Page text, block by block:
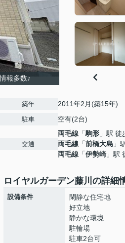
報多数♪
築年 2011年2月(築15年)
駐車 空有(2台)
交通
両毛線 「駒形 」駅 徒
両毛線 「前橋大島 」
両毛線 「伊勢崎 」駅
ロイヤルガーデン藤川の詳細
設備条件
閑静な住宅地
好立地
静かな環境
駐輪場
駐車2台可